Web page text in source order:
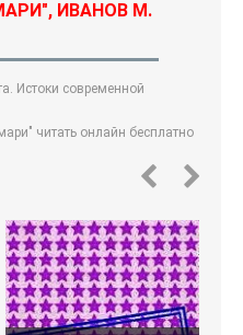
ИВАНОВ М.
Истоки современной
читать онлайн бесплатно